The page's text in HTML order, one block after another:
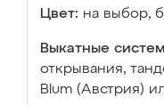
Цвет: на выбор,
Выкатные
открывания,
Blum (Австрия)